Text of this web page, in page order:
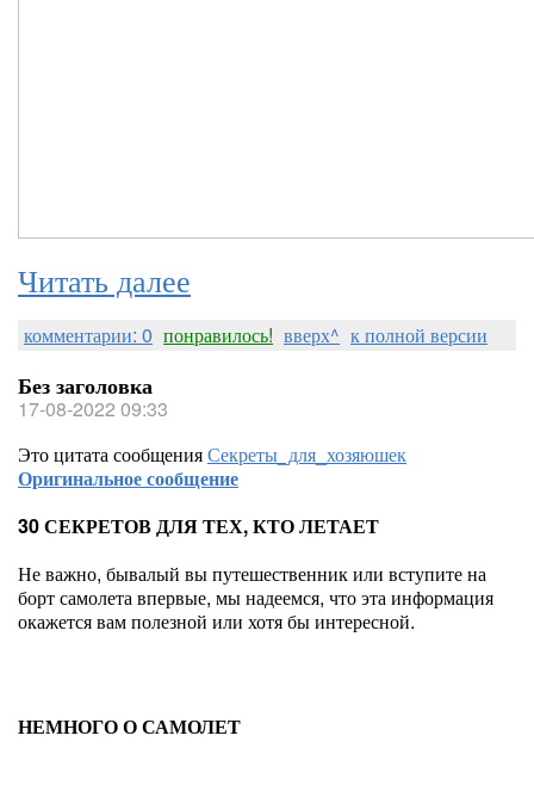
Читать далее
комментарии: 0 понравилось! вверх^ к полной версии
Без заголовка
17-08-2022 09:33
Это цитата сообщенияСекреты_для_хозяюшек
Оригинальное сообщение
30 СЕКРЕТОВ ДЛЯ ТЕХ, КТО ЛЕТАЕТ
Не важно, бывалый вы путешественник или вступите на
борт самолета впервые, мы надеемся, что эта информация
окажется вам полезной или хотя бы интересной.
НЕМНОГО О САМОЛЕТ